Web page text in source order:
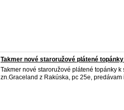
Takmer nové staroružové plátené
Takmer nové staroružové plátené topánky k
zn.Graceland z Rakúska, pc 25e,